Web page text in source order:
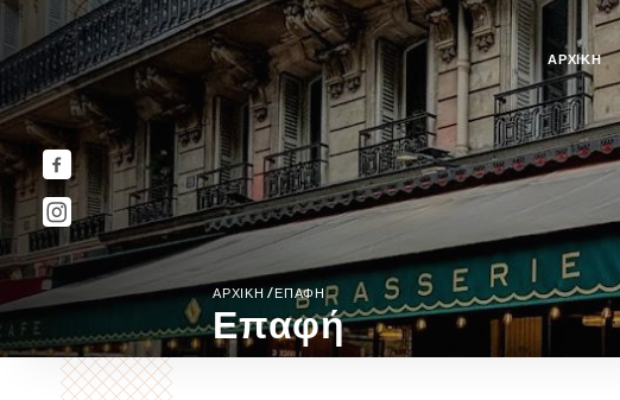
ΑΡΧΙΚΉ
ΑΡΧΙΚΉ/ΕΠΑΦΉ
Επαφή